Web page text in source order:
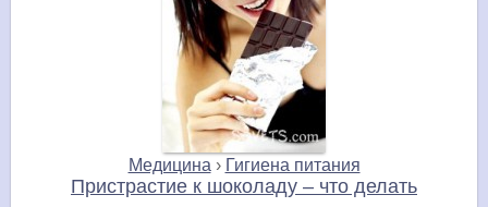
Медицина › Гигиена питания
Пристрастие к шоколаду – что делать